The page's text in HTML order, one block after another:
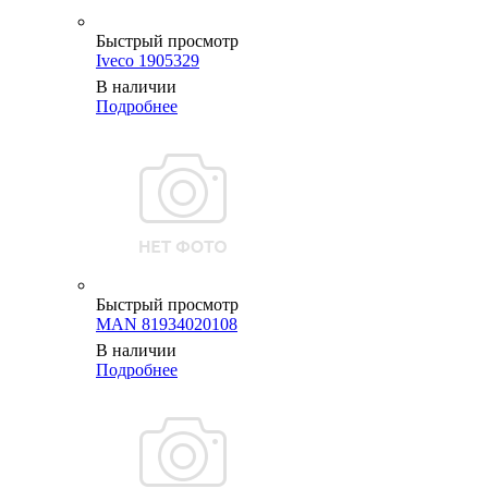
Быстрый просмотр
Iveco 1905329
В наличии
Подробнее
Быстрый просмотр
MAN 81934020108
В наличии
Подробнее